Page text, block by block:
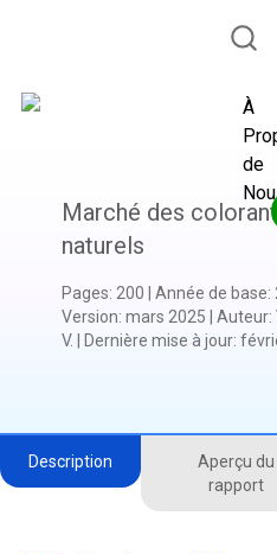
À
de
Marché des colorants
naturels
Pages: 200 Année de base:
Version: mars 2025 Auteur:
V.
Dernière mise à jour:
Description
Aperçu du
rapport